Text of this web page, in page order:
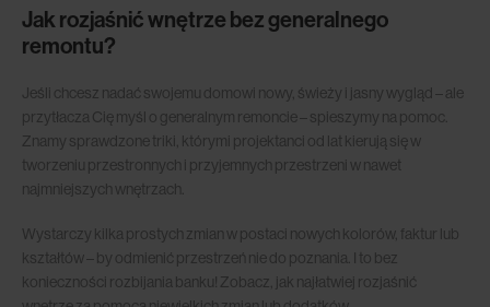
Jak rozjaśnić wnętrze bez generalnego
remontu?
Jeśli chcesz nadać swojemu domowi nowy, świeży i jasny wygląd – ale
przytłacza Cię myśl o generalnym remoncie – spieszymy na pomoc.
Znamy sprawdzone triki, którymi projektanci od lat kierują się w
tworzeniu przestronnych i przyjemnych przestrzeni w nawet
najmniejszych wnętrzach.
Wystarczy kilka prostych zmian w postaci nowych kolorów, faktur lub
kształtów – by odmienić przestrzeń nie do poznania. I to bez
konieczności rozbijania banku! Zobacz, jak najłatwiej rozjaśnić